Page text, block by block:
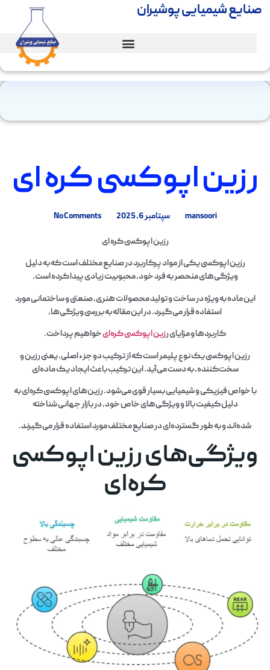
صنایع شیمیایی پوشیران
رزین اپوکسی کره ای
mansoori سپتامبر 6, 2025 No Comments
رزین اپوکسی کره ای
رزین اپوکسی یکی از مواد پرکاربرد در صنایع مختلف است که به دلیل
ویژگی‌های منحصر به فرد خود، محبوبیت زیادی پیدا کرده است.
این ماده به ویژه در ساخت و تولید محصولات هنری، صنعتی و ساختمانی مورد
استفاده قرار می‌گیرد. در این مقاله به بررسی ویژگی‌ها،
کاربردها و مزایای رزین اپوکسی کره‌ایخواهیم پرداخت.
رزین اپوکسی یک نوع پلیمر است که از ترکیب دو جزء اصلی، یعنی رزین و
سخت‌کننده، به دست می‌آید. این ترکیب باعث ایجاد یک ماده‌ای
با خواص فیزیکی و شیمیایی بسیار قوی می‌شود. رزین‌های اپوکسی کره‌ای به
دلیل کیفیت بالا و ویژگی‌های خاص خود، در بازار جهانی شناخته
شده‌اند و به طور گسترده‌ای در صنایع مختلف مورد استفاده قرار می‌گیرند.
ویژگی‌های رزین اپوکسی
کره‌ای